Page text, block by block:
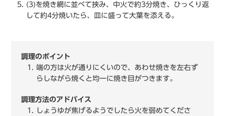
(3)を焼き網に並べて挟み、中火で約3分焼き、ひっくり返
して約4分焼いたら、皿に盛って大葉を添える。
調理のポイント
端の方は火が通りにくいので、あわせ焼きを左右ず
らしながら焼くと均一に焼き目がつきます。
調理方法のアドバイス
しょうゆが焦げるようでしたら火を弱めてくださ